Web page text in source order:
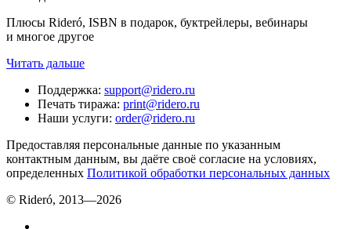
Плюсы Rideró, ISBN в подарок, буктрейлеры, вебинары
и многое другое
Читать дальше
Поддержка: support@ridero.ru
Печать тиража: print@ridero.ru
Наши услуги: order@ridero.ru
Предоставляя персональные данные по указанным
контактным данным, вы даёте своё согласие на условиях,
определенных Политикой обработки персональных данных
© Rideró, 2013—2026